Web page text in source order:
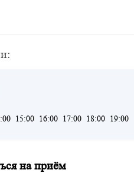
15:00 16:00 17:00 18:00 19:00
на приём